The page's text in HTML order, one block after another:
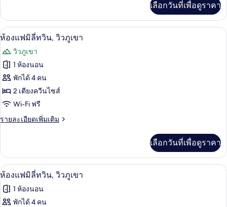
ลี่
ทวิน,
วิว
ภูเขา
เกี่ยว
กับ
ห้อง
มิ
ลี่
ทวิ
น,
วิว
ภูเขา
เลือกวันที่เพื่อดูราคา
เปิด
ภาพถ่าย
ทั้งหมด
ของ
ห้อง
แฟ
มิ
ทวิน,
วิว
ภูเขา
เครื่องนอนระดับพรีเมียม, ผ้านวมขนเ
13
ห้องแฟมิลี่ทวิน, วิวภูเขา
วิวภูเขา
1 ห้องนอน
พักได้ 4 คน
2 เตียงควีนไซส์
Wi-Fi ฟรี
รายละเอียดเพิ่มเติม
ราย
เกี่ยว
กับ
ห้อง
มิ
ลี่
เลือกวันที่เพื่อดูราคา
เปิด
ภาพถ่าย
ทั้งหมด
เครื่องนอนระดับพรีเมียม, ผ้านวมขนเ
13
ห้องแฟมิลี่ทวิน, วิวภูเขา
1 ห้องนอน
พักได้ 4 คน